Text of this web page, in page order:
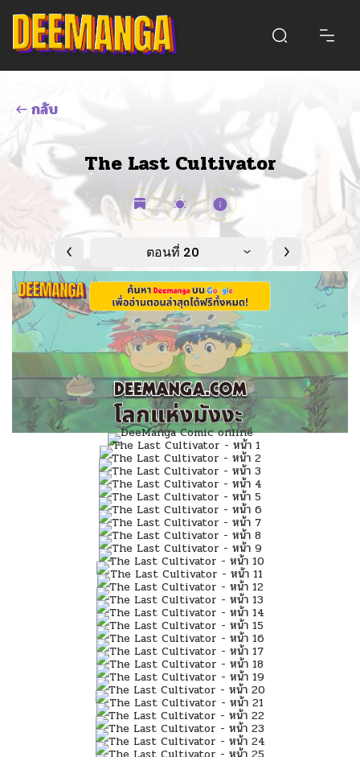
กลับ
The Last Cultivator
ตอนที่ 20